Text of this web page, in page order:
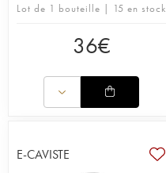
Lot de 1 bouteille | 15 en stock
36€
E-CAVISTE